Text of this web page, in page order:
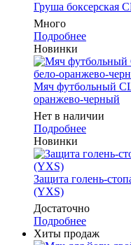
Груша боксерская
Много
Подробнее
Новинки
Мяч футбольный
оранжево-черный
Нет в наличии
Подробнее
Новинки
Защита голень-
(YXS)
Достаточно
Подробнее
Хиты продаж